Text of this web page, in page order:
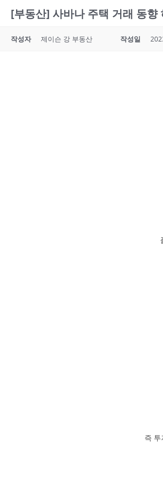
[부동산] 사바나 주택 거래 동향
작성자 제이슨 강 부동산 작성일
즉